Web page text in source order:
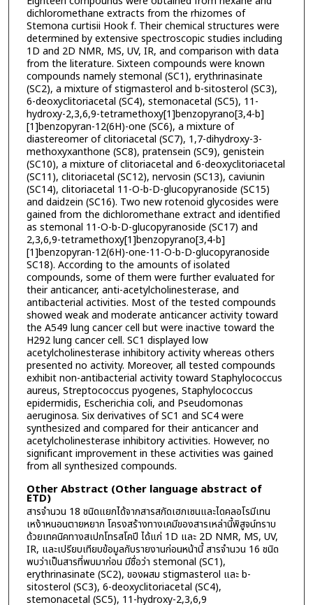
dichloromethane extracts from the rhizomes of
Stemona curtisii Hook f. Their chemical structures were
determined by extensive spectroscopic studies including
1D and 2D NMR, MS, UV, IR, and comparison with data
from the literature. Sixteen compounds were known
compounds namely stemonal (SC1), erythrinasinate
(SC2), a mixture of stigmasterol and b-sitosterol (SC3),
6-deoxyclitoriacetal (SC4), stemonacetal (SC5), 11-
hydroxy-2,3,6,9-tetramethoxy[1]benzopyrano[3,4-b]
[1]benzopyran-12(6H)-one (SC6), a mixture of
diastereomer of clitoriacetal (SC7), 1,7-dihydroxy-3-
methoxyxanthone (SC8), pratensein (SC9), genistein
(SC10), a mixture of clitoriacetal and 6-deoxyclitoriacetal
(SC11), clitoriacetal (SC12), nervosin (SC13), caviunin
(SC14), clitoriacetal 11-O-b-D-glucopyranoside (SC15)
and daidzein (SC16). Two new rotenoid glycosides were
gained from the dichloromethane extract and identified
as stemonal 11-O-b-D-glucopyranoside (SC17) and
2,3,6,9-tetramethoxy[1]benzopyrano[3,4-b]
[1]benzopyran-12(6H)-one-11-O-b-D-glucopyranoside
SC18). According to the amounts of isolated
compounds, some of them were further evaluated for
their anticancer, anti-acetylcholinesterase, and
antibacterial activities. Most of the tested compounds
showed weak and moderate anticancer activity toward
the A549 lung cancer cell but were inactive toward the
H292 lung cancer cell. SC1 displayed low
acetylcholinesterase inhibitory activity whereas others
presented no activity. Moreover, all tested compounds
exhibit non-antibacterial activity toward Staphylococcus
aureus, Streptococcus pyogenes, Staphylococcus
epidermidis, Escherichia coli, and Pseudomonas
aeruginosa. Six derivatives of SC1 and SC4 were
synthesized and compared for their anticancer and
acetylcholinesterase inhibitory activities. However, no
significant improvement in these activities was gained
from all synthesized compounds.
Other Abstract (Other language abstract of
ETD)
สารจำนวน 18 ชนิดแยกได้จากสารสกัดเฮกเซนและไดคลอโรมีเทน
เหง้าหนอนตายหยาก โครงสร้างทางเคมีของสารเหล่านี้พิสูจน์ทราบ
ด้วยเทคนิคทางสเปกโทรสโคปี ได้แก่ 1D และ 2D NMR, MS, UV,
IR, และเปรียบเทียบข้อมูลกับรายงานก่อนหน้านี้ สารจำนวน 16 ชนิด
พบว่าเป็นสารที่พบมาก่อน มีชื่อว่า stemonal (SC1),
erythrinasinate (SC2), ของผสม stigmasterol และ b-
sitosterol (SC3), 6-deoxyclitoriacetal (SC4),
stemonacetal (SC5), 11-hydroxy-2,3,6,9